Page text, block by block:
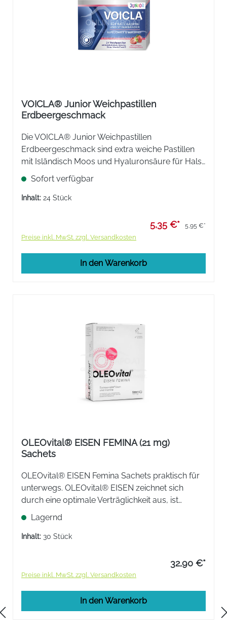
VOICLA® Junior Weichpastillen
Erdbeergeschmack
Die VOICLA® Junior Weichpastillen
Erdbeergeschmack sind extra weiche Pastillen
mit Isländisch Moos und Hyaluronsäure für Hals,
Rachen und Stimmbänder. Befeuchtet, pflegt und
beruhigt mit Cistus und Vitamin C/D für das
Immunsystem.
Sofort verfügbar
Inhalt: 24 Stück
5,35 €* 5,95 €*
Preise inkl. MwSt. zzgl. Versandkosten
In den Warenkorb
OLEOvital® EISEN FEMINA (21 mg)
Sachets
OLEOvital® EISEN Femina Sachets praktisch für
unterwegs. OLEOvital® EISEN zeichnet sich
durch eine optimale Verträglichkeit aus, ist
wohlschmeckend und einfach in der Einnahme.
OLEOvital® EISEN bekämpft effektiv Ihren
Eisenmangel.
Lagernd
Inhalt: 30 Stück
32,90 €*
Preise inkl. MwSt. zzgl. Versandkosten
In den Warenkorb